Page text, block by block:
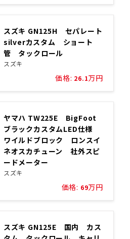
スズキ GN125H セパレート
silverカスタム ショート
管 タックロール
スズキ
価格: 26.1万円
ヤマハ TW225E BigFoot
ブラックカスタムLED仕様
ワイルドブロック ロンスイ
ネオスカチューン 社外スピ
ードメーター
スズキ
価格: 69万円
スズキ GN125E 国内 カス